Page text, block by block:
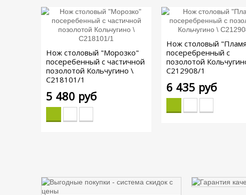
Нож столовый "Морозко"
посеребенный с частичной
позолотой Кольчугино \
С218101/1
5 480 руб
Нож столовый
посеребренный с
позолотой
С212908/1
6 435 руб